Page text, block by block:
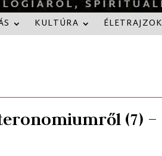
KULTÚRA ÉLETRAJZOK
(7) –